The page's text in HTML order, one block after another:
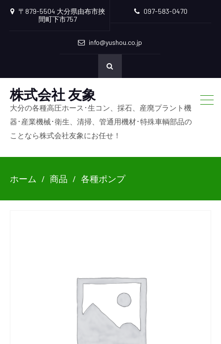
〒879-5504 大分県由布市挾
間町下市757
097-583-0470
info@yushou.co.jp
株式会社 友象
大分の各種高圧ホース･生コン、採石、産廃プラント機
器･産業機械･衛生、清掃、管通用機材･特殊車輌部品の
ことなら株式会社友象にお任せ！
ホーム 商品 各種ポンプ